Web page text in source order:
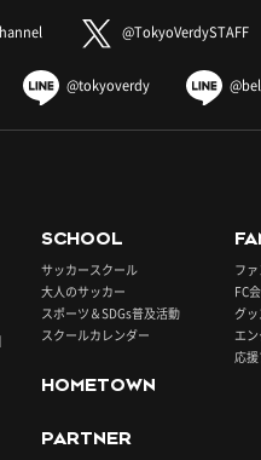
@TokyoVerdySTAFF
@tokyoverdy
SCHOOL
サッカースクール
大人のサッカー
スポーツ＆SDGs普及活動
スクールカレンダー
HOMETOWN
PARTNER
フ
FC
グ
エ
応